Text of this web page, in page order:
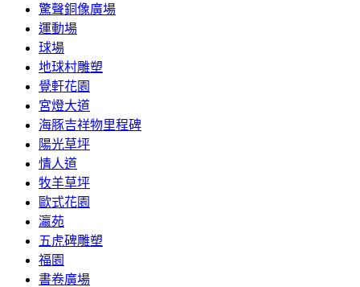
驚聲銅像廣場
運動場
球場
地球村雕塑
覺軒花園
宮燈大道
海豚吉祥物里程碑
陽光草坪
情人道
牧羊草坪
歐式花園
瀛苑
五虎碑雕塑
福園
書卷廣場